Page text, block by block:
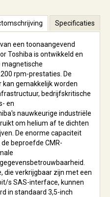
Specificaties
een toonaangevend
Toshiba is ontwikkeld en
magnetische
rpm-prestaties. De
gemakkelijk worden
bedrijfskritische
en
nauwkeurige industriële
om helium af te dichten
De enorme capaciteit
beproefde CMR-
die verkrijgbaar zijn met een
s SAS-interface, kunnen
in standaard 3,5-inch